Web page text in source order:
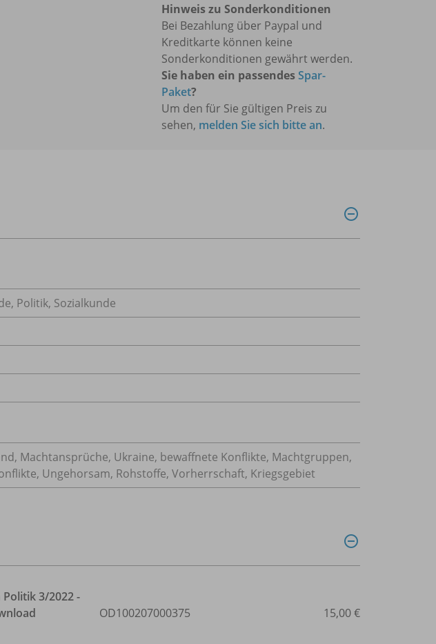
Hinweis zu Sonderkonditionen
Bei Bezahlung über Paypal und
Kreditkarte können keine
Sonderkonditionen gewährt werden.
Sie haben ein passendesSpar-
Paket?
Um den für Sie gültigen Preis zu
sehen, melden Sie sich bitte an.
, Politik, Sozialkunde
Machtansprüche, Ukraine, bewaffnete Konflikte, Machtgruppen,
Ungehorsam, Rohstoffe, Vorherrschaft, Kriegsgebiet
3/2022 -
OD100207000375 15,00 €